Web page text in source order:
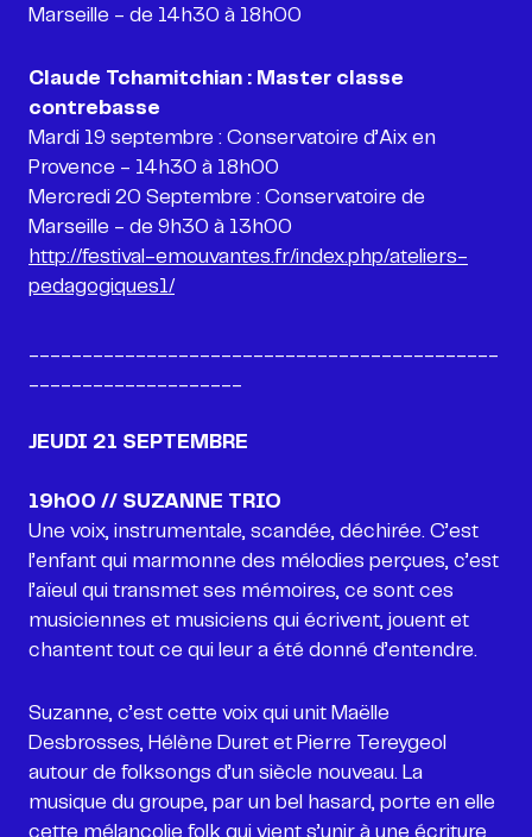
Marseille - de 14h30 à 18h00
Claude Tchamitchian : Master classe
contrebasse
Mardi 19 septembre : Conservatoire d’Aix en
Provence - 14h30 à 18h00
Mercredi 20 Septembre : Conservatoire de
http://festival-emouvantes.fr/index.php/ateliers-
pedagogiques1/
JEUDI 21 SEPTEMBRE
19h00 // SUZANNE TRIO
Une voix, instrumentale, scandée, déchirée. C’est
l’enfant qui marmonne des mélodies perçues, c’est
l’aïeul qui transmet ses mémoires, ce sont ces
musiciennes et musiciens qui écrivent, jouent et
chantent tout ce qui leur a été donné d’entendre.
Suzanne, c’est cette voix qui unit Maëlle
Desbrosses, Hélène Duret et Pierre Tereygeol
autour de folksongs d’un siècle nouveau. La
musique du groupe, par un bel hasard, porte en elle
cette mélancolie folk qui vient s’unir à une écriture